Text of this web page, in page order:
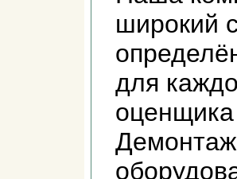
широкий
для
Демонтаж